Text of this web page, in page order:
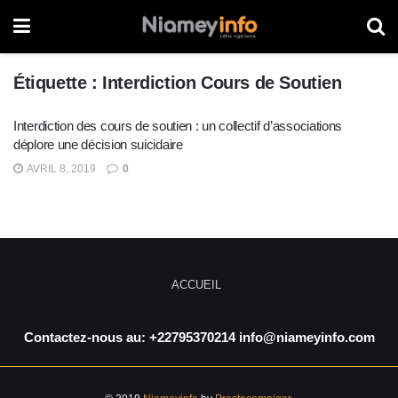
Étiquette : Interdiction Cours de Soutien
Interdiction des cours de soutien : un collectif d’associations
déplore une décision suicidaire
AVRIL 8, 2019 0
ACCUEIL
Contactez-nous au: +22795370214 info@niameyinfo.com